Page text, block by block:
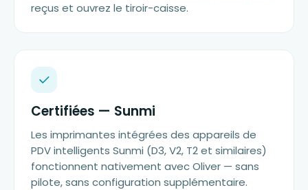
reçus et ouvrez le tiroir-caisse.
Certifiées — Sunmi
Les imprimantes intégrées des appareils de
PDV intelligents Sunmi (D3, V2, T2 et similaires)
fonctionnent nativement avec Oliver — sans
pilote, sans configuration supplémentaire.